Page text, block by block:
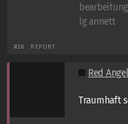
lg annett
#26 REPORT
Red
Traumhaft